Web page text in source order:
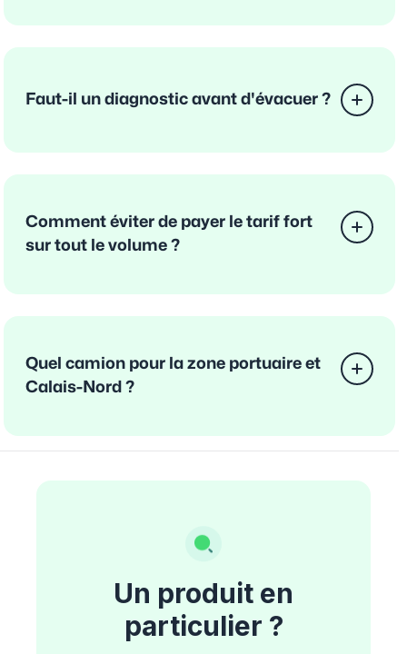
Faut-il un diagnostic avant d'évacuer ?
Comment éviter de payer le tarif fort
sur tout le volume ?
Quel camion pour la zone portuaire et
Calais-Nord ?
Un produit en
particulier ?